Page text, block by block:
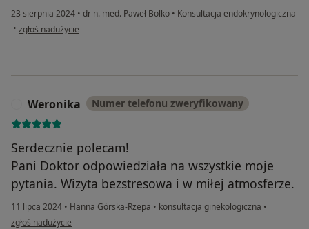
23 sierpnia 2024 • dr n. med. Paweł Bolko • Konsultacja endokrynologiczna
• w opinii użytkownika A
zgłoś nadużycie
Weronika Numer telefonu zweryfikowany
Serdecznie polecam!
Pani Doktor odpowiedziała na wszystkie moje
pytania. Wizyta bezstresowa i w miłej atmosferze.
11 lipca 2024 • Hanna Górska-Rzepa • konsultacja ginekologiczna •
w opinii użytkownika Weronika
zgłoś nadużycie